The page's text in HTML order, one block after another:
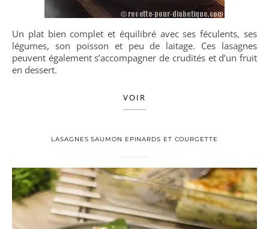
Un plat bien complet et équilibré avec ses féculents, ses
légumes, son poisson et peu de laitage. Ces lasagnes
peuvent également s’accompagner de crudités et d’un fruit
en dessert.
VOIR
LASAGNES SAUMON EPINARDS ET COURGETTE